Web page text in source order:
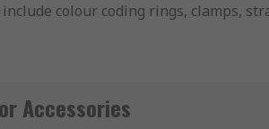
colour coding rings, clamps,
colours that help separate
reduce wiring system
Accessories